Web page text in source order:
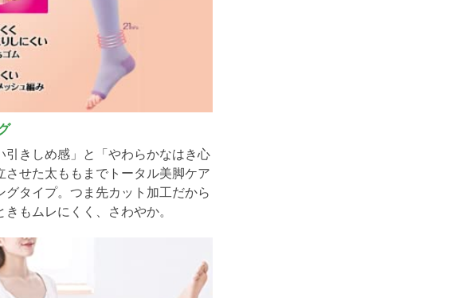
引きしめ感」と「やわらかなはき心
させた太ももまでトータル美脚ケア
グタイプ。つま先カット加工だから
きもムレにくく、さわやか。